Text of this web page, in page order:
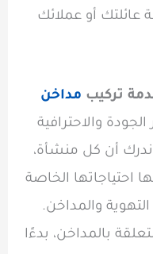
أو عملائك
تركيب مداخن
الجودة والاحترافية
ندرك أن كل منشأة،
احتياجاتها الخاصة
والمداخن.
بالمداخن، بدءًا